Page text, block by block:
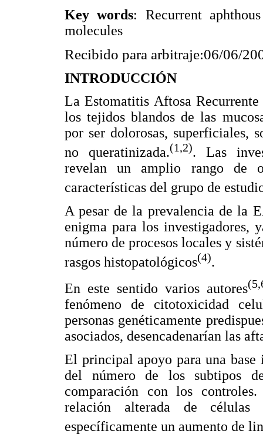
Key words: Recurrent
molecules
Recibido para arbitraje:06/06/
INTRODUCCIÓN
La Estomatitis Aftosa
los tejidos blandos de las
por ser dolorosas, superficiales,
no queratinizada.(1,2). Las
revelan un amplio rango de
características del grupo de
A pesar de la prevalencia de la
enigma para los investigadores,
número de procesos locales y
rasgos histopatológicos(4).
En este sentido varios autores
fenómeno de citotoxicidad
personas genéticamente
asociados, desencadenarían las
El principal apoyo para una
del número de los subtipos
comparación con los
relación alterada de células
específicamente un aumento de